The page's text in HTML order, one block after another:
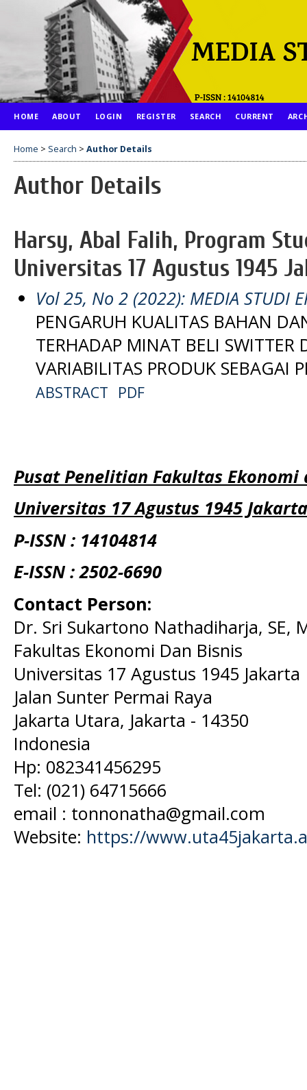
HOME ABOUT LOGIN REGISTER SEARCH CURRENT
Home > Search > Author Details
Author Details
Harsy, Abal Falih, Program
Universitas 17 Agustus 1945
Vol 25, No 2 (2022): MEDIA STUDI
PENGARUH KUALITAS BAHAN
TERHADAP MINAT BELI SWITTER
VARIABILITAS PRODUK SEBAGAI
ABSTRACT PDF
Pusat Penelitian Fakultas Ekonomi
Universitas 17 Agustus 1945 Jakarta
P-ISSN : 14104814
E-ISSN : 2502-6690
Contact Person:
Dr. Sri Sukartono Nathadiharja, SE,
Fakultas Ekonomi Dan Bisnis
Universitas 17 Agustus 1945 Jakarta
Jalan Sunter Permai Raya
Jakarta Utara, Jakarta - 14350
Indonesia
Hp: 082341456295
Tel: (021) 64715666
email : tonnonatha@gmail.com
Website: https://